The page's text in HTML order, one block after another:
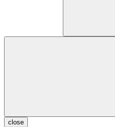
close